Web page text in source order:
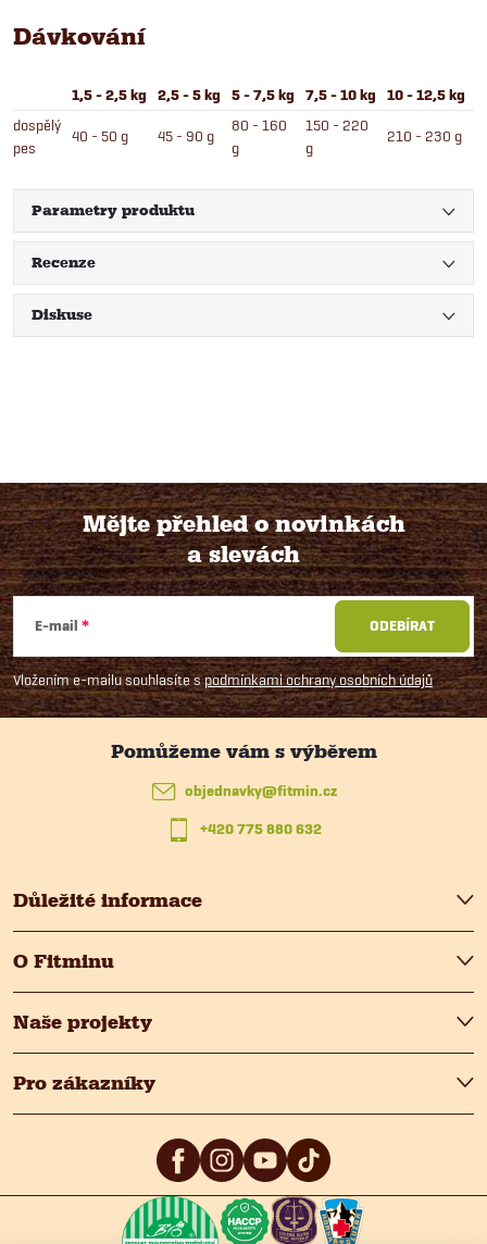
Dávkování
1,5 - 2,5 kg 2,5 - 5 kg 5 - 7,5 kg 7,5 - 10 kg 10 - 12,5 kg
dospělý
pes
40 - 50 g 45 - 90 g
80 - 160
g
150 - 220
g
210 - 230 g
Parametry produktu
Recenze
Diskuse
Z
á
p
Mějte přehled o novinkách
a slevách
E-mail
Vložením e-mailu souhlasíte spodmínkami ochrany osobních údajů
ODEBÍRAT
Důležité informace
O Fitminu
Naše projekty
Pro zákazníky
objednavky@fitmin.cz
+420 775 880 632